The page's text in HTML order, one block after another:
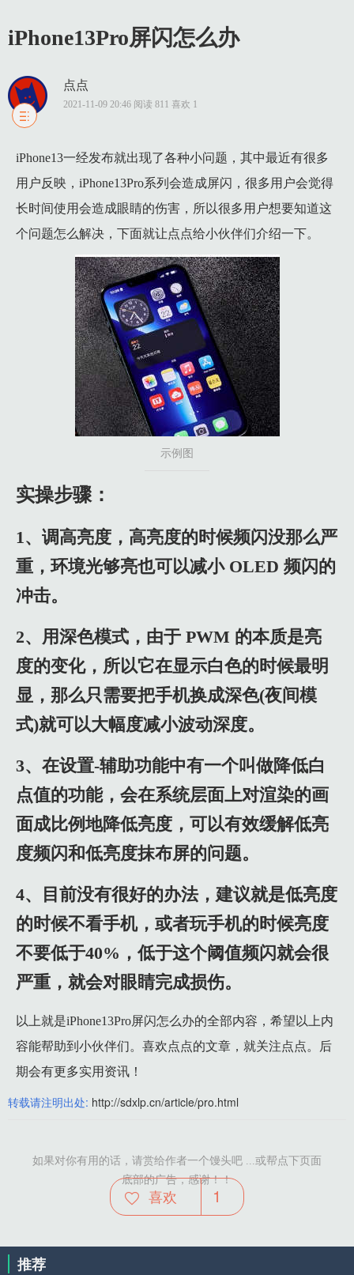
iPhone13Pro屏闪怎么办
点点
2021-11-09 20:46 阅读 811 喜欢 1
iPhone13一经发布就出现了各种小问题，其中最近有很多
用户反映，iPhone13Pro系列会造成屏闪，很多用户会觉得
长时间使用会造成眼睛的伤害，所以很多用户想要知道这
个问题怎么解决，下面就让点点给小伙伴们介绍一下。
示例图
实操步骤：
1、调高亮度，高亮度的时候频闪没那么严
重，环境光够亮也可以减小 OLED 频闪的
冲击。
2、用深色模式，由于 PWM 的本质是亮
度的变化，所以它在显示白色的时候最明
显，那么只需要把手机换成深色(夜间模
式)就可以大幅度减小波动深度。
3、在设置-辅助功能中有一个叫做降低白
点值的功能，会在系统层面上对渲染的画
面成比例地降低亮度，可以有效缓解低亮
度频闪和低亮度抹布屏的问题。
4、目前没有很好的办法，建议就是低亮度
的时候不看手机，或者玩手机的时候亮度
不要低于40%，低于这个阈值频闪就会很
严重，就会对眼睛完成损伤。
以上就是iPhone13Pro屏闪怎么办的全部内容，希望以上内
容能帮助到小伙伴们。喜欢点点的文章，就关注点点。后
期会有更多实用资讯！
转载请注明出处: http://sdxlp.cn/article/pro.html
如果对你有用的话，请赏给作者一个馒头吧 ...或帮点下页面
底部的广告，感谢！！
喜欢 1
推荐
1 实操步骤：
1.1 1、调高亮度，高亮度的时候频闪没那么严重，环境光够亮
1.2 2、用深色模式，由于 PWM 的本质是亮度的变化，所以它
1.3 3、在设置-辅助功能中有一个叫做降低白点值的功能，会在
1.4 4、目前没有很好的办法，建议就是低亮度的时候不看手机